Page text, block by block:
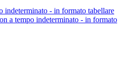
indeterminato - in formato tabellare
a tempo indeterminato - in formato